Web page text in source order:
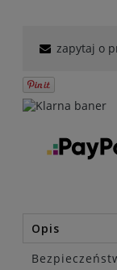
zapytaj o
Opis